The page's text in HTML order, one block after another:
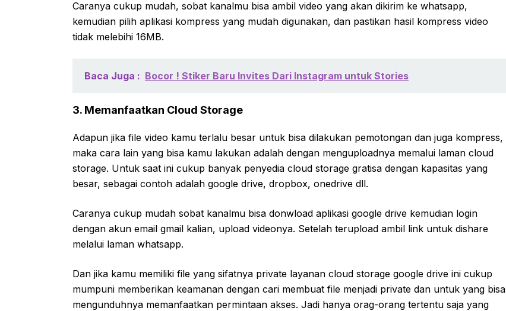
Caranya cukup mudah, sobat kanalmu bisa ambil video yang akan dikirim ke whatsapp,
kemudian pilih aplikasi kompress yang mudah digunakan, dan pastikan hasil kompress video
tidak melebihi 16MB.
Baca Juga : Bocor ! Stiker Baru Invites Dari Instagram untuk Stories
3. Memanfaatkan Cloud Storage
Adapun jika file video kamu terlalu besar untuk bisa dilakukan pemotongan dan juga kompress,
maka cara lain yang bisa kamu lakukan adalah dengan menguploadnya memalui laman cloud
storage. Untuk saat ini cukup banyak penyedia cloud storage gratisa dengan kapasitas yang
besar, sebagai contoh adalah google drive, dropbox, onedrive dll.
Caranya cukup mudah sobat kanalmu bisa donwload aplikasi google drive kemudian login
dengan akun email gmail kalian, upload videonya. Setelah terupload ambil link untuk dishare
melalui laman whatsapp.
Dan jika kamu memiliki file yang sifatnya private layanan cloud storage google drive ini cukup
mumpuni memberikan keamanan dengan cari membuat file menjadi private dan untuk yang bisa
mengunduhnya memanfaatkan permintaan akses. Jadi hanya orag-orang tertentu saja yang